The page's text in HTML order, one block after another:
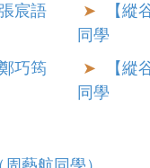
宸語
【縱
同學
巧筠
【縱
同學